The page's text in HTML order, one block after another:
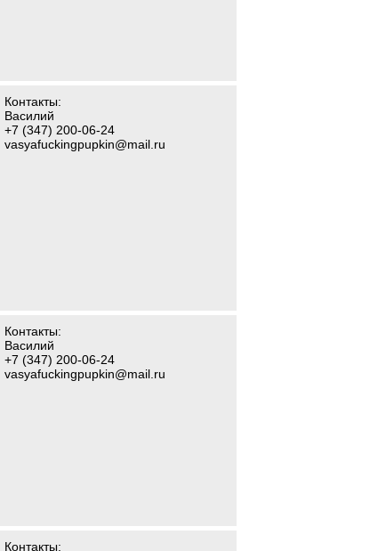
Контакты:
Василий
+7 (347) 200-06-24
vasyafuckingpupkin@mail.ru
Контакты:
Василий
+7 (347) 200-06-24
vasyafuckingpupkin@mail.ru
Контакты: